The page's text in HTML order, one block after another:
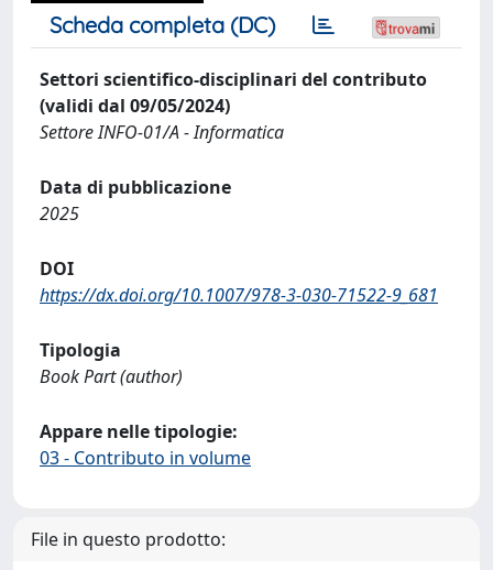
Scheda completa (DC)
Settori scientifico-disciplinari del contributo
(validi dal 09/05/2024)
Settore INFO-01/A - Informatica
Data di pubblicazione
2025
DOI
https://dx.doi.org/10.1007/978-3-030-71522-9_681
Tipologia
Book Part (author)
Appare nelle tipologie:
03 - Contributo in volume
File in questo prodotto: